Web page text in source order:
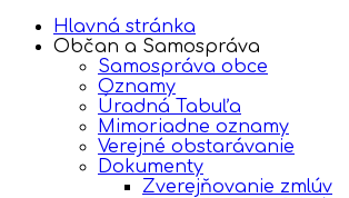
Hlavná stránka
Občan a Samospráva
Samospráva obce
Oznamy
Úradná Tabuľa
Mimoriadne oznamy
Verejné obstarávanie
Dokumenty
Zverejňovanie zmlúv